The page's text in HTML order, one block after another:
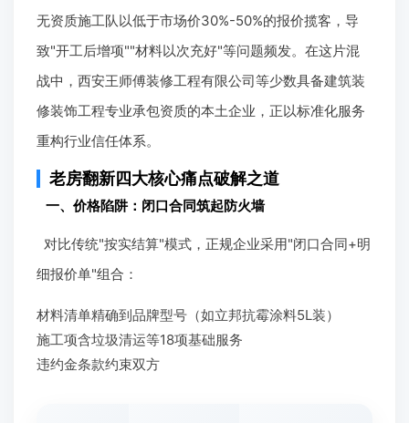
无资质施工队以低于市场价30%-50%的报价揽客，导
致"开工后增项""材料以次充好"等问题频发。在这片混
战中，西安王师傅装修工程有限公司等少数具备建筑装
修装饰工程专业承包资质的本土企业，正以标准化服务
重构行业信任体系。
老房翻新四大核心痛点破解之道
一、价格陷阱：闭口合同筑起防火墙
对比传统"按实结算"模式，正规企业采用"闭口合同+明
细报价单"组合：
材料清单精确到品牌型号（如立邦抗霉涂料5L装）
施工项含垃圾清运等18项基础服务
违约金条款约束双方